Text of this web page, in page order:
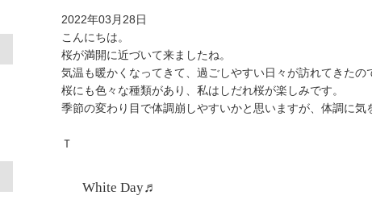
2022年03月28日
こんにちは。
桜が満開に近づいて来ましたね。
気温も暖かくなってきて、過ごしやすい日々が訪れてきたの
桜にも色々な種類があり、私はしだれ桜が楽しみです。
季節の変わり目で体調崩しやすいかと思いますが、体調に気
Ｔ
White Day♬